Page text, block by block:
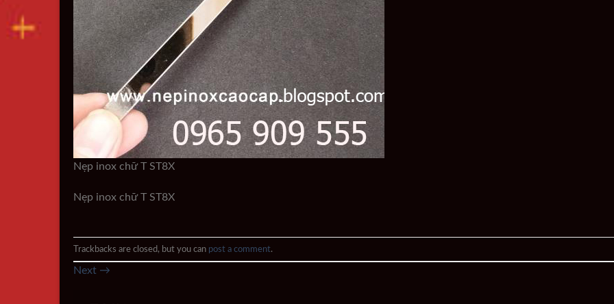
Nẹp inox chữ T ST8X
Nẹp inox chữ T ST8X
Trackbacks are closed, but you can post a comment.
Next →